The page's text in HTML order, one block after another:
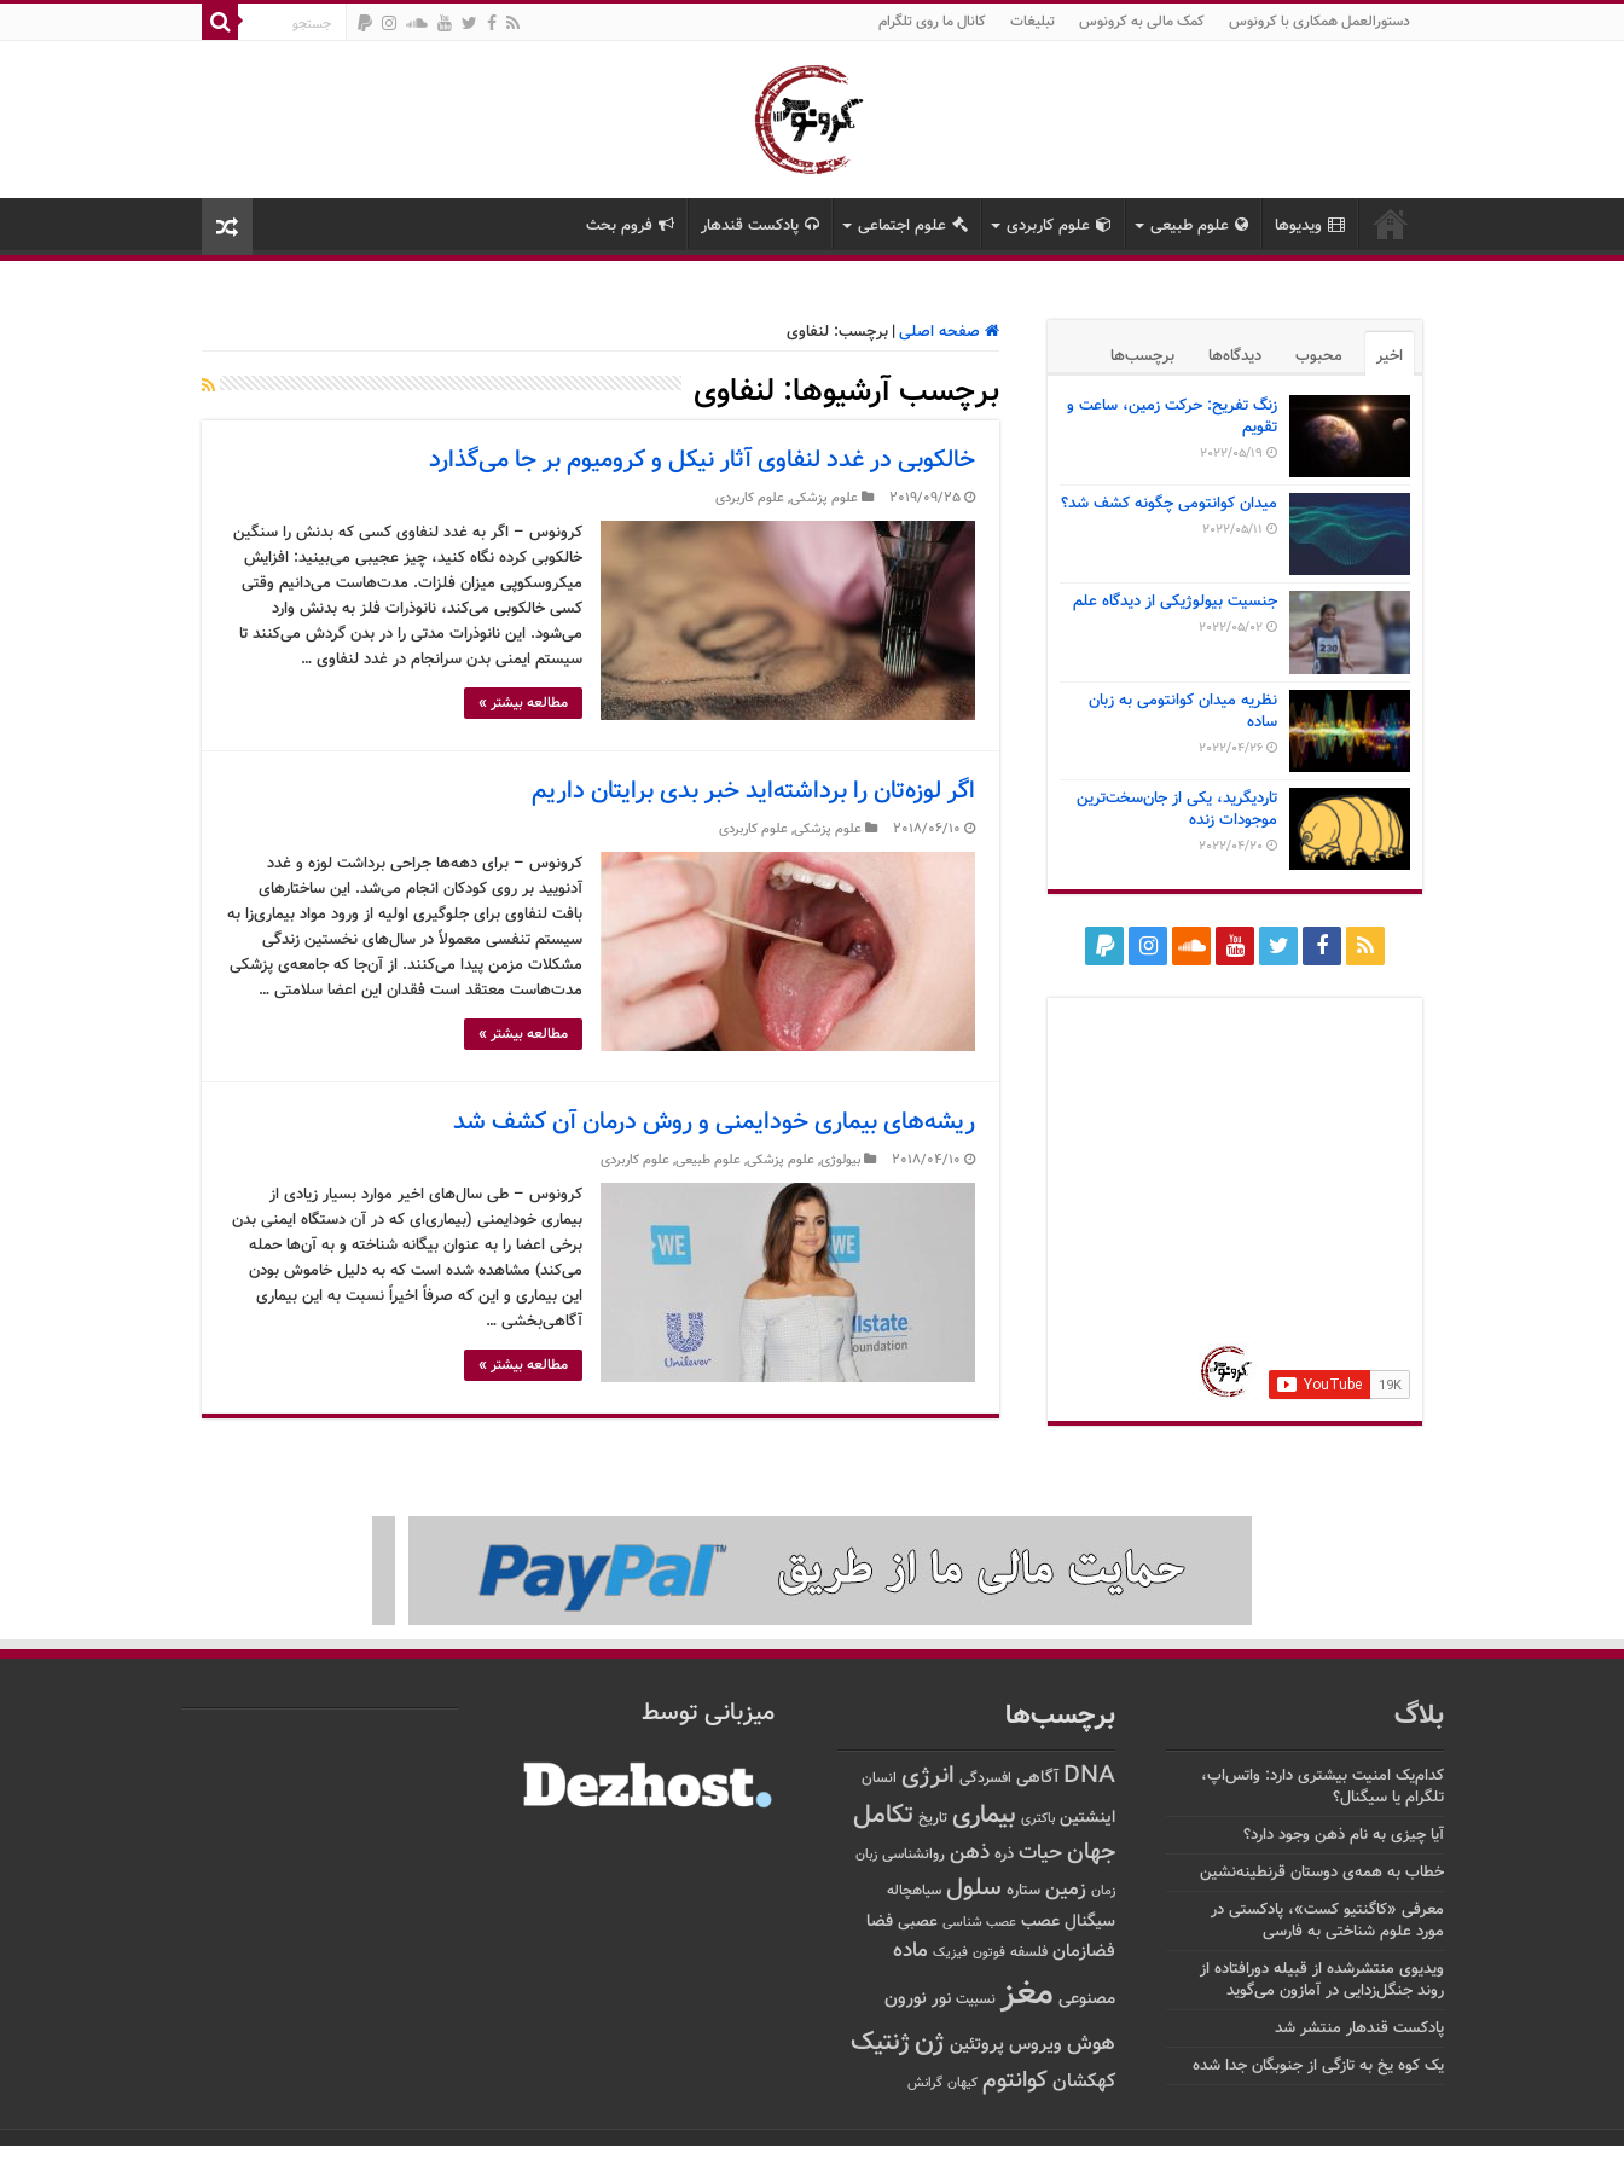
دستورالعمل همکاری با کرونوس کمک مالی به کرونوس تبلیغات کانال ما روی تلگرام
ویدیوها علوم طبیعی علوم کاربردی علوم اجتماعی پادکست قندهار فروم بحث
صفحه اصلی| برچسب: لنفاوی
برچسب آرشیوها: لنفاوی
خالکوبی در غدد لنفاوی آثار نیکل و کرومیوم بر جا می‌گذارد
2019/09/25 علوم پزشکی,علوم کاربردی
کرونوس – اگر به غدد لنفاوی کسی که بدنش را سنگین
خالکوبی کرده نگاه کنید، چیز عجیبی می‌بینید: افزایش
میکروسکوپی میزان فلزات. مدت‌هاست می‌دانیم وقتی
کسی خالکوبی می‌کند، نانوذرات فلز به بدنش وارد
می‌شود. این نانوذرات مدتی را در بدن گردش می‌کنند تا
سیستم ایمنی بدن سرانجام در غدد لنفاوی …
مطالعه بیشتر »
اگر لوزه‌تان را برداشته‌اید خبر بدی برایتان داریم
2018/06/10 علوم پزشکی,علوم کاربردی
کرونوس – برای دهه‌ها جراحی برداشت لوزه و غدد
آدنویید بر روی کودکان انجام می‌شد. این ساختارهای
بافت لنفاوی برای جلوگیری اولیه از ورود مواد بیماری‌زا به
سیستم تنفسی معمولاً در سال‌های نخستین زندگی
مشکلات مزمن پیدا می‌کنند. از آن‌جا که جامعه‌ی پزشکی
مدت‌هاست معتقد است فقدان این اعضا سلامتی …
مطالعه بیشتر »
ریشه‌های بیماری خودایمنی و روش درمان آن کشف شد
2018/04/10 بیولوژی,علوم پزشکی,علوم طبیعی,علوم کاربردی
کرونوس – طی سال‌های اخیر موارد بسیار زیادی از
بیماری خودایمنی (بیماری‌ای که در آن دستگاه ایمنی بدن
برخی اعضا را به عنوان بیگانه شناخته و به آن‌ها حمله
می‌کند) مشاهده شده است که به دلیل خاموش بودن
این بیماری و این که صرفاً اخیراً نسبت به این بیماری
آگاهی‌بخشی …
مطالعه بیشتر »
اخیر محبوب دیدگاه‌ها برچسب‌ها
زنگ تفریح: حرکت زمین، ساعت و
تقویم
2022/05/19
میدان کوانتومی چگونه کشف شد؟
2022/05/11
جنسیت بیولوژیکی از دیدگاه علم
2022/05/02
نظریه میدان کوانتومی به زبان
ساده
2022/04/26
تاردیگرید، یکی از جان‌سخت‌ترین
موجودات زنده
2022/04/20
بلاگ
کدام‌یک امنیت بیشتری دارد: واتس‌اپ،
تلگرام یا سیگنال؟
آیا چیزی به نام ذهن وجود دارد؟
خطاب به همه‌ی دوستان قرنطینه‌نشین
معرفی «کاگنتیو کست»، پادکستی در
مورد علوم شناختی به فارسی
ویدیوی منتشرشده از قبیله دورافتاده‌ از
روند جنگل‌زدایی در آمازون می‌گوید
پادکست قندهار منتشر شد
یک کوه یخ به تازگی از جنوبگان جدا شده
برچسب‌ها
DNA آگاهی افسردگی انرژی انسان
اینشتین باکتری بیماری تاریخ تکامل
جهانحیات ذره ذهن روانشناسی زبان
زمان زمین ستاره سلول سیاهچاله
سیگنالعصب عصب شناسی عصبی فضا
فضازمان فلسفه فوتون فیزیک ماده
مصنوعی مغز نسبیت نور نورون
هوش ویروس پروتئین ژنژنتیک
کهکشانکوانتوم کیهان گرانش
میزبانی توسط